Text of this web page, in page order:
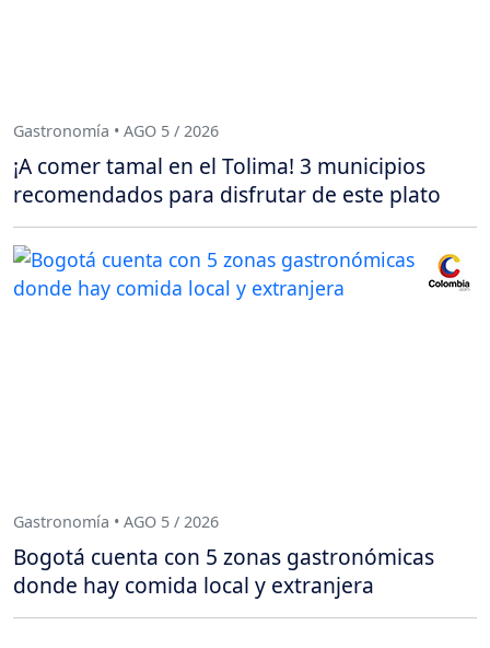
Gastronomía • AGO 5 / 2026
¡A comer tamal en el Tolima! 3 municipios
recomendados para disfrutar de este plato
Gastronomía • AGO 5 / 2026
Bogotá cuenta con 5 zonas gastronómicas
donde hay comida local y extranjera